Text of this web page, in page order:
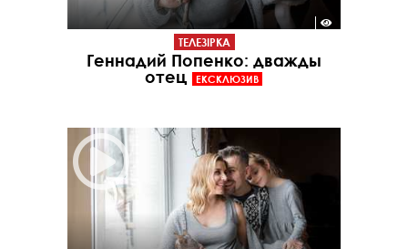
ТЕЛЕЗІРКА
Геннадий Попенко: дважды
отец
ЕКСКЛЮЗИВ